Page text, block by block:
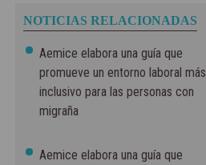
NOTICIAS RELACIONADAS
Aemice elabora una guía que
promueve un entorno laboral más
inclusivo para las personas con
migraña
Aemice elabora una guía que